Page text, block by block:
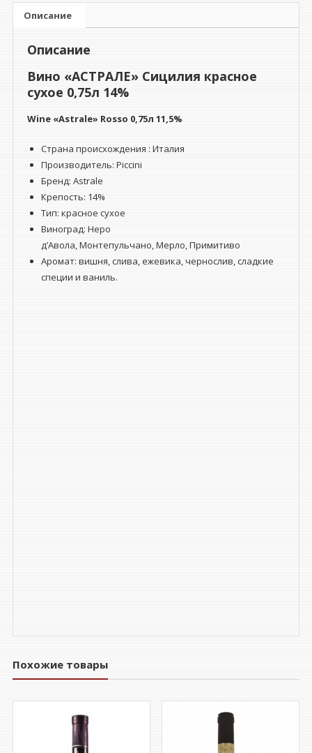
сухое
0,75л
Описание
Описание
Вино «АСТРАЛЕ» Сицилия красное
сухое 0,75л 14%
Wine «Astrale» Rosso 0,75л 11,5%
Страна происхождения : Италия
Производитель: Piccini
Бренд: Astrale
Крепость: 14%
Тип: красное сухое
Виноград: Неро
д’Авола, Монтепульчано, Мерло, Примитиво
Аромат: вишня, слива, ежевика, чернослив, сладкие
специи и ваниль.
Похожие товары